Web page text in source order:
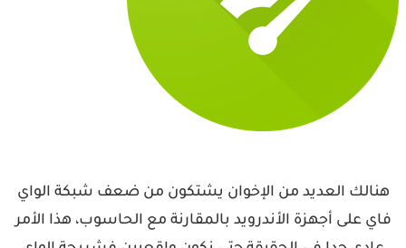
هنالك العديد من الإخوان يشتكون من ضعف شبكة الواي
فاي على أجهزة الأندرويد بالمقارنة مع الحاسوب، هذا الأمر